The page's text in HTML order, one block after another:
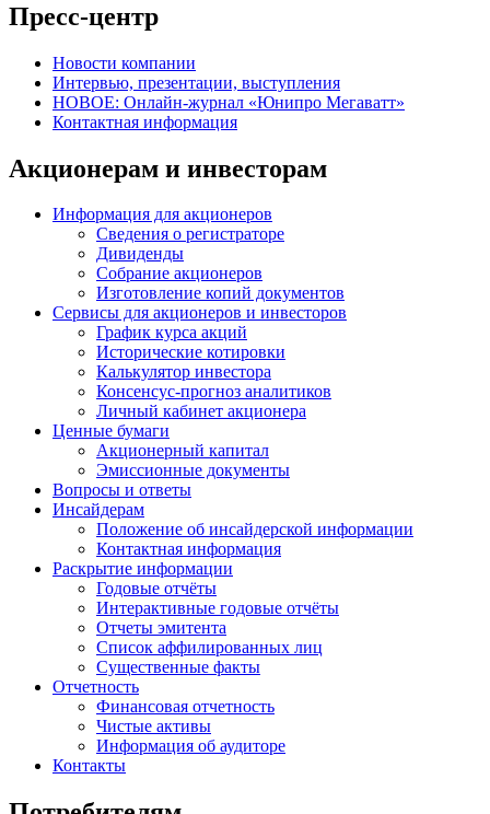
Пресс-центр
Новости компании
Интервью, презентации, выступления
НОВОЕ: Онлайн-журнал «Юнипро Мегаватт»
Контактная информация
Акционерам и инвесторам
Информация для акционеров
Сведения о регистраторе
Дивиденды
Собрание акционеров
Изготовление копий документов
Сервисы для акционеров и инвесторов
График курса акций
Исторические котировки
Калькулятор инвестора
Консенсус-прогноз аналитиков
Личный кабинет акционера
Ценные бумаги
Акционерный капитал
Эмиссионные документы
Вопросы и ответы
Инсайдерам
Положение об инсайдерской информации
Контактная информация
Раскрытие информации
Годовые отчёты
Интерактивные годовые отчёты
Отчеты эмитента
Список аффилированных лиц
Существенные факты
Отчетность
Финансовая отчетность
Чистые активы
Информация об аудиторе
Контакты